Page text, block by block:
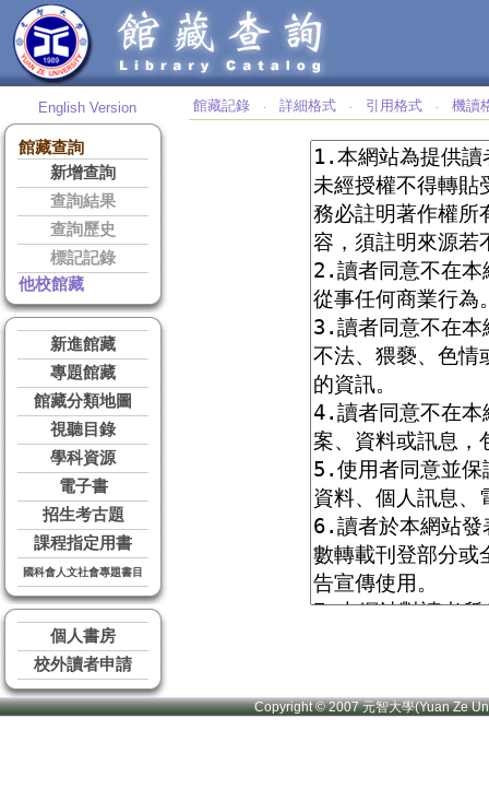
English Version
館藏查詢
新增查詢
查詢結果
查詢歷史
標記記錄
他校館藏
新進館藏
專題館藏
館藏分類地圖
視聽目錄
學科資源
電子書
招生考古題
課程指定用書
國科會人文社會專題書目
個人書房
校外讀者申請
館藏記錄 ‧ 詳細格式 ‧ 引用格式 ‧ 機讀
Copyright © 2007 元智大學(Yuan Ze